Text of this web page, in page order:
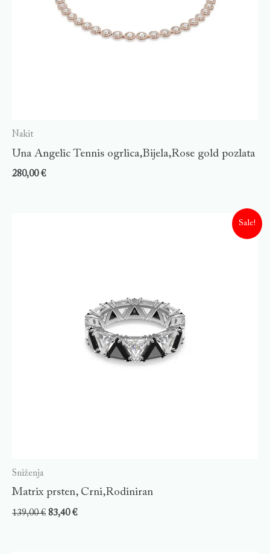
Nakit
Una Angelic Tennis ogrlica,Bijela,Rose gold pozlata
280,00€
Sale!
Sniženja
Matrix prsten, Crni,Rodiniran
139,00€ 83,40€